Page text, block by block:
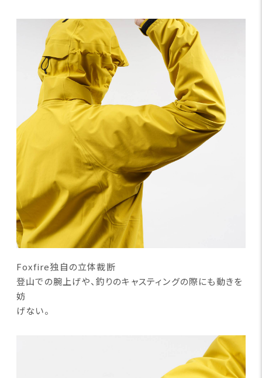
Foxfire独自の立体裁断
登山での腕上げや、釣りのキャスティングの際にも動きを
妨
げない。